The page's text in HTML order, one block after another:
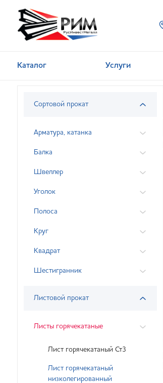
Каталог Услуги
Сортовой прокат
Арматура, катанка
Балка
Швеллер
Уголок
Полоса
Круг
Квадрат
Шестигранник
Листовой прокат
Листы горячекатаные
Лист горячекатаный Ст3
Лист горячекатаный
низколегированный